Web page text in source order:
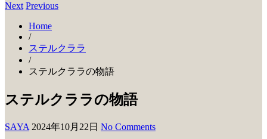
Next Previous
Home
/
ステルクララ
/
ステルクララの物語
ステルクララの物語
SAYA 2024年10月22日 No Comments